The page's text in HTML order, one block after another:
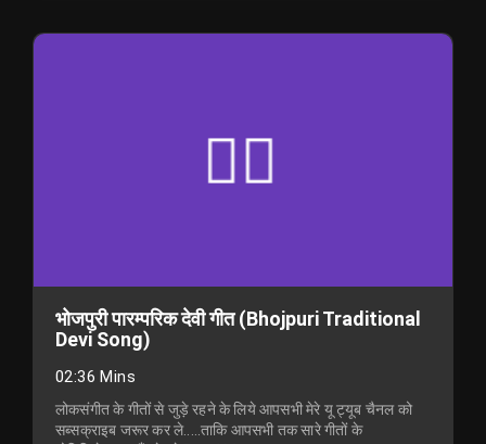
भोजपुरी पारम्परिक देवी गीत (Bhojpuri Traditional
Devi Song)
02:36 Mins
लोकसंगीत के गीतों से जुड़े रहने के लिये आपसभी मेरे यू ट्यूब चैनल को
सब्सक्राइब जरूर कर ले.....ताकि आपसभी तक सारे गीतों के